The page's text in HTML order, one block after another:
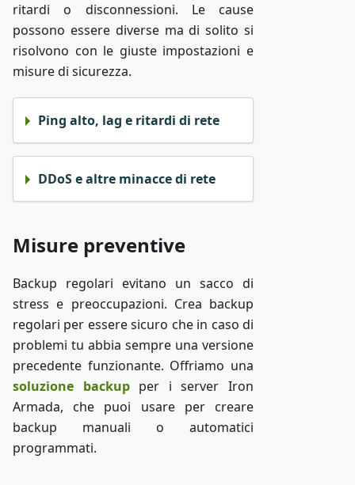
ritardi o disconnessioni. Le cause
possono essere diverse ma di solito si
risolvono con le giuste impostazioni e
misure di sicurezza.
Ping alto, lag e ritardi di rete
DDoS e altre minacce di rete
Misure preventive
Backup regolari evitano un sacco di
stress e preoccupazioni. Crea backup
regolari per essere sicuro che in caso di
problemi tu abbia sempre una versione
precedente funzionante. Offriamo una
soluzione backupper i server Iron
Armada, che puoi usare per creare
backup manuali o automatici
programmati.